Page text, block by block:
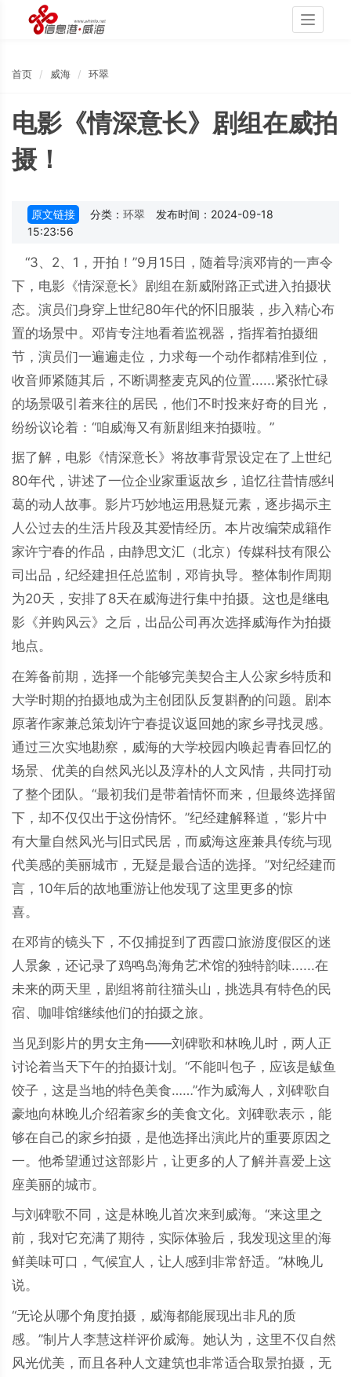
Toggle
首页 威海 环翠
电影《情深意长》剧组在威拍
摄！
原文链接 分类： 环翠
发布时间：2024-09-18
15:23:56
“3、2、1，开拍！”9月15日，随着导演邓肯的一声令
下，电影《情深意长》剧组在新威附路正式进入拍摄状
态。演员们身穿上世纪80年代的怀旧服装，步入精心布
置的场景中。邓肯专注地看着监视器，指挥着拍摄细
节，演员们一遍遍走位，力求每一个动作都精准到位，
收音师紧随其后，不断调整麦克风的位置......紧张忙碌
的场景吸引着来往的居民，他们不时投来好奇的目光，
纷纷议论着：“咱威海又有新剧组来拍摄啦。”
据了解，电影《情深意长》将故事背景设定在了上世纪
80年代，讲述了一位企业家重返故乡，追忆往昔情感纠
葛的动人故事。影片巧妙地运用悬疑元素，逐步揭示主
人公过去的生活片段及其爱情经历。本片改编荣成籍作
家许宁春的作品，由静思文汇（北京）传媒科技有限公
司出品，纪经建担任总监制，邓肯执导。整体制作周期
为20天，安排了8天在威海进行集中拍摄。这也是继电
影《并购风云》之后，出品公司再次选择威海作为拍摄
地点。
在筹备前期，选择一个能够完美契合主人公家乡特质和
大学时期的拍摄地成为主创团队反复斟酌的问题。剧本
原著作家兼总策划许宁春提议返回她的家乡寻找灵感。
通过三次实地勘察，威海的大学校园内唤起青春回忆的
场景、优美的自然风光以及淳朴的人文风情，共同打动
了整个团队。“最初我们是带着情怀而来，但最终选择留
下，却不仅仅出于这份情怀。”纪经建解释道，“影片中
有大量自然风光与旧式民居，而威海这座兼具传统与现
代美感的美丽城市，无疑是最合适的选择。”对纪经建而
言，10年后的故地重游让他发现了这里更多的惊
喜。
在邓肯的镜头下，不仅捕捉到了西霞口旅游度假区的迷
人景象，还记录了鸡鸣岛海角艺术馆的独特韵味......在
未来的两天里，剧组将前往猫头山，挑选具有特色的民
宿、咖啡馆继续他们的拍摄之旅。
当见到影片的男女主角——刘碑歌和林晚儿时，两人正
讨论着当天下午的拍摄计划。“不能叫包子，应该是鲅鱼
饺子，这是当地的特色美食……”作为威海人，刘碑歌自
豪地向林晚儿介绍着家乡的美食文化。刘碑歌表示，能
够在自己的家乡拍摄，是他选择出演此片的重要原因之
一。他希望通过这部影片，让更多的人了解并喜爱上这
座美丽的城市。
与刘碑歌不同，这是林晚儿首次来到威海。“来这里之
前，我对它充满了期待，实际体验后，我发现这里的海
鲜美味可口，气候宜人，让人感到非常舒适。”林晚儿
说。
“无论从哪个角度拍摄，威海都能展现出非凡的质
感。”制片人李慧这样评价威海。她认为，这里不仅自然
风光优美，而且各种人文建筑也非常适合取景拍摄，无